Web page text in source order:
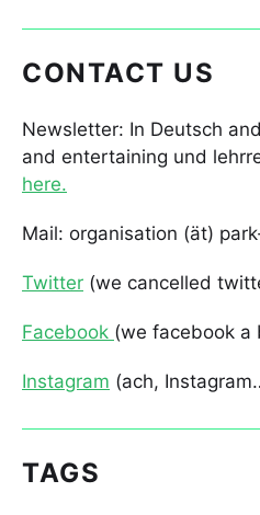
CONTACT US
Newsletter: In Deutsch
and entertaining und
here.
Mail: organisation (ät)
Twitter (we cancelled
Facebook (we facebook a
Instagram (ach,
TAGS